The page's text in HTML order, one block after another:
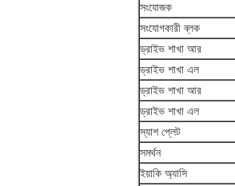
সংযোজক
সংযোগকারী ব্লক
ড্রাইভ শাখা আর
ড্রাইভ শাখা এল
ড্রাইভ শাখা আর
ড্রাইভ শাখা এল
স্যাশ প্লেট
সমর্থন
ইয়াকি অ্যাসি